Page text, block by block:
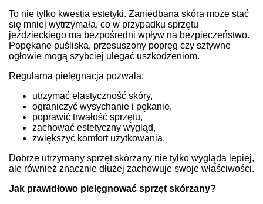
To nie tylko kwestia estetyki. Zaniedbana skóra może stać
się mniej wytrzymała, co w przypadku sprzętu
jeździeckiego ma bezpośredni wpływ na bezpieczeństwo.
Popękane puśliska, przesuszony popręg czy sztywne
ogłowie mogą szybciej ulegać uszkodzeniom.
Regularna pielęgnacja pozwala:
utrzymać elastyczność skóry,
ograniczyć wysychanie i pękanie,
poprawić trwałość sprzętu,
zachować estetyczny wygląd,
zwiększyć komfort użytkowania.
Dobrze utrzymany sprzęt skórzany nie tylko wygląda lepiej,
ale również znacznie dłużej zachowuje swoje właściwości.
Jak prawidłowo pielęgnować sprzęt skórzany?